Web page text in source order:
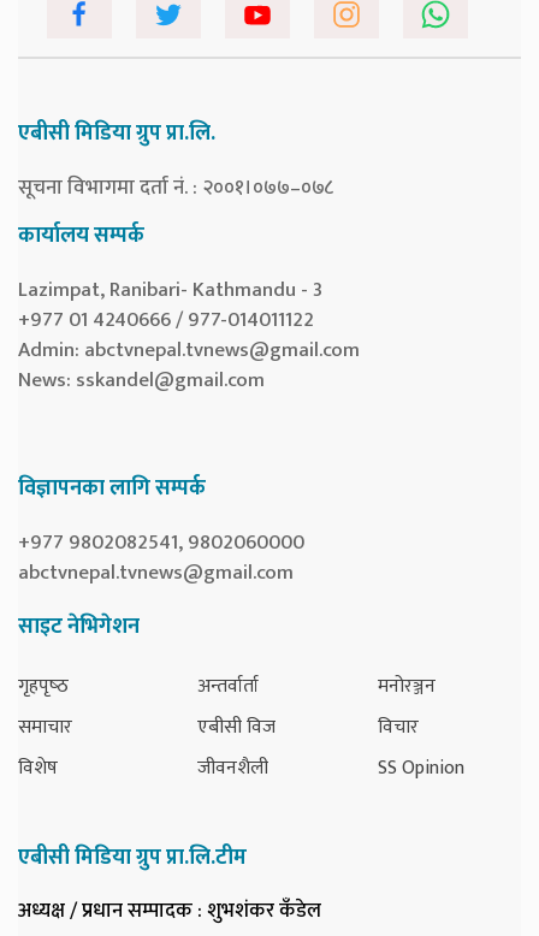
एबीसी मिडिया ग्रुप प्रा.लि.
सूचना विभागमा दर्ता नं. : २००१।०७७–०७८
कार्यालय सम्पर्क
Lazimpat, Ranibari- Kathmandu - 3
+977 01 4240666 / 977-014011122
Admin: abctvnepal.tvnews@gmail.com
News: sskandel@gmail.com
विज्ञापनका लागि सम्पर्क
+977 9802082541, 9802060000
abctvnepal.tvnews@gmail.com
साइट नेभिगेशन
गृहपृष्‍ठ
समाचार
विशेष
अन्तर्वार्ता
एबीसी विज
जीवनशैली
मनोरञ्जन
विचार
SS Opinion
एबीसी मिडिया ग्रुप प्रा.लि.टीम
अध्यक्ष / प्रधान सम्पादक: शुभशंकर कँडेल